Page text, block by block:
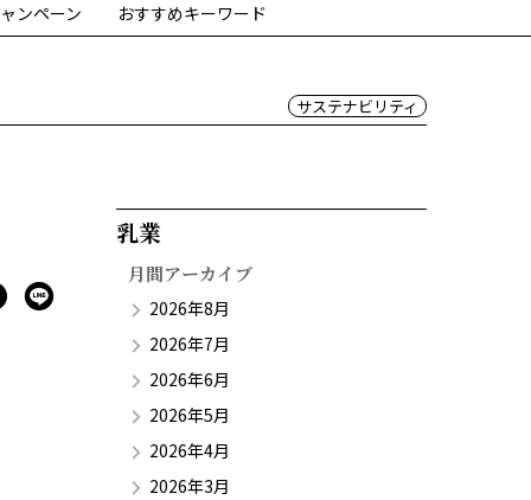
ンペーン おすすめキーワード
サステナビリティ
乳業​
月間アーカイブ
2026年8月
2026年7月
2026年6月
2026年5月
2026年4月
2026年3月